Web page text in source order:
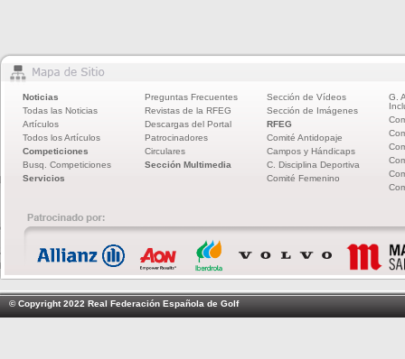
Noticias
Todas las Noticias
Artículos
Todos los Artículos
Competiciones
Busq. Competiciones
Servicios
Preguntas Frecuentes
Revistas de la RFEG
Descargas del Portal
Patrocinadores
Circulares
Sección Multimedia
Sección de Vídeos
Sección de Imágenes
RFEG
Comité Antidopaje
Campos y Hándicaps
C. Disciplina Deportiva
Comité Femenino
G.
© Copyright 2022 Real Federación Española de Golf